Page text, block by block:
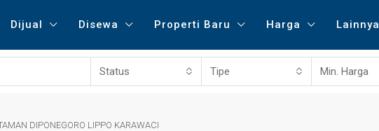
Dijual Disewa Properti Baru Harga Lainnya
Status Tipe Min. Harga
DIPONEGORO LIPPO KARAWACI